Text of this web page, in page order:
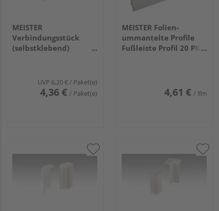
MEISTER
Verbindungsstück
(selbstklebend)
20 PK / 20 PK Aqua
2001 Weiß
UVP 6,20 €/ Paket(e)
4,36 € / Paket(e)
MEISTER Folien-
ummantelte Profile
Fußleiste Profil 20 PK
4,61 € / lfm